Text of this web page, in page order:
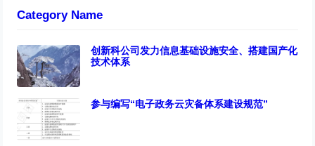
Category Name
创新科公司发力信息基础设施安全、搭建国产化
技术体系
参与编写“电子政务云灾备体系建设规范”